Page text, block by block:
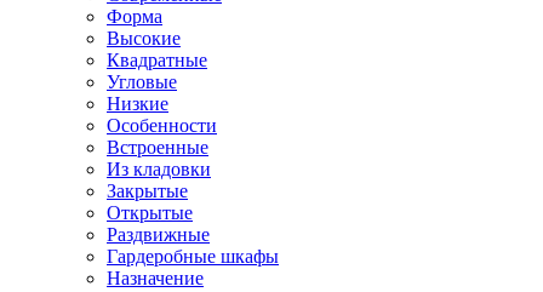
Форма
Высокие
Квадратные
Угловые
Низкие
Особенности
Встроенные
Из кладовки
Закрытые
Открытые
Раздвижные
Гардеробные шкафы
Назначение